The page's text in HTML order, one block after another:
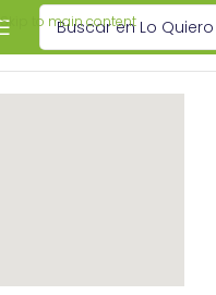
Skip to main content